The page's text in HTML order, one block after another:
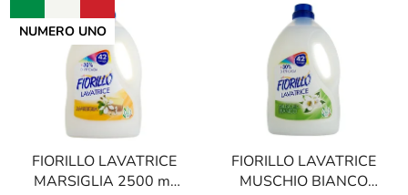
NUMERO UNO
FIORILLO LAVATRICE
MARSIGLIA 2500 ml
FIORILLO LAVATRICE
MUSCHIO BIANCO